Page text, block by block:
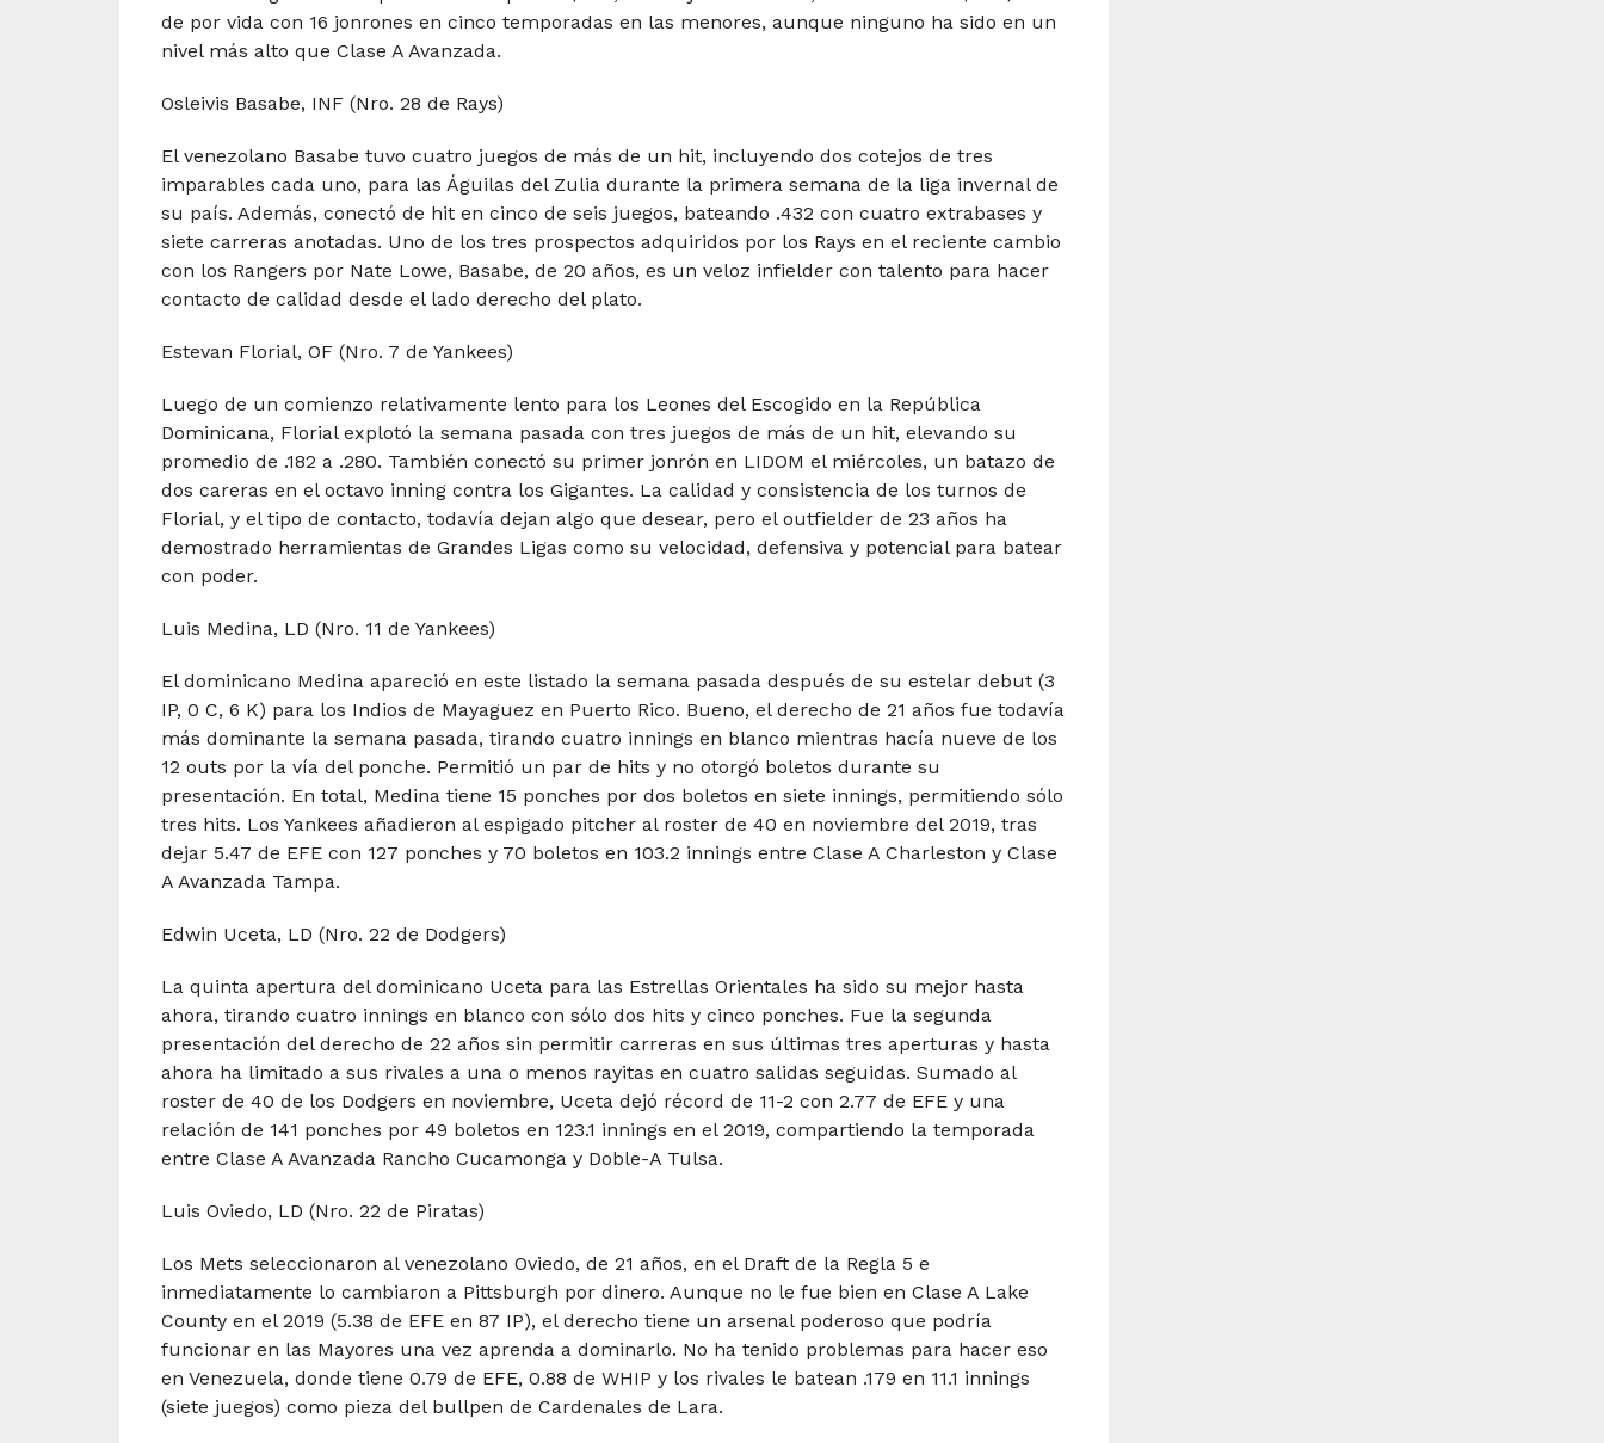
de por vida con 16 jonrones en cinco temporadas en las menores, aunque ninguno ha sido en un
nivel más alto que Clase A Avanzada.
Osleivis Basabe, INF (Nro. 28 de Rays)
El venezolano Basabe tuvo cuatro juegos de más de un hit, incluyendo dos cotejos de tres
imparables cada uno, para las Águilas del Zulia durante la primera semana de la liga invernal de
su país. Además, conectó de hit en cinco de seis juegos, bateando .432 con cuatro extrabases y
siete carreras anotadas. Uno de los tres prospectos adquiridos por los Rays en el reciente cambio
con los Rangers por Nate Lowe, Basabe, de 20 años, es un veloz infielder con talento para hacer
contacto de calidad desde el lado derecho del plato.
Estevan Florial, OF (Nro. 7 de Yankees)
Luego de un comienzo relativamente lento para los Leones del Escogido en la República
Dominicana, Florial explotó la semana pasada con tres juegos de más de un hit, elevando su
promedio de .182 a .280. También conectó su primer jonrón en LIDOM el miércoles, un batazo de
dos careras en el octavo inning contra los Gigantes. La calidad y consistencia de los turnos de
Florial, y el tipo de contacto, todavía dejan algo que desear, pero el outfielder de 23 años ha
demostrado herramientas de Grandes Ligas como su velocidad, defensiva y potencial para batear
con poder.
Luis Medina, LD (Nro. 11 de Yankees)
El dominicano Medina apareció en este listado la semana pasada después de su estelar debut (3
IP, 0 C, 6 K) para los Indios de Mayaguez en Puerto Rico. Bueno, el derecho de 21 años fue todavía
más dominante la semana pasada, tirando cuatro innings en blanco mientras hacía nueve de los
12 outs por la vía del ponche. Permitió un par de hits y no otorgó boletos durante su
presentación. En total, Medina tiene 15 ponches por dos boletos en siete innings, permitiendo sólo
tres hits. Los Yankees añadieron al espigado pitcher al roster de 40 en noviembre del 2019, tras
dejar 5.47 de EFE con 127 ponches y 70 boletos en 103.2 innings entre Clase A Charleston y Clase
A Avanzada Tampa.
Edwin Uceta, LD (Nro. 22 de Dodgers)
La quinta apertura del dominicano Uceta para las Estrellas Orientales ha sido su mejor hasta
ahora, tirando cuatro innings en blanco con sólo dos hits y cinco ponches. Fue la segunda
presentación del derecho de 22 años sin permitir carreras en sus últimas tres aperturas y hasta
ahora ha limitado a sus rivales a una o menos rayitas en cuatro salidas seguidas. Sumado al
roster de 40 de los Dodgers en noviembre, Uceta dejó récord de 11-2 con 2.77 de EFE y una
relación de 141 ponches por 49 boletos en 123.1 innings en el 2019, compartiendo la temporada
entre Clase A Avanzada Rancho Cucamonga y Doble-A Tulsa.
Luis Oviedo, LD (Nro. 22 de Piratas)
Los Mets seleccionaron al venezolano Oviedo, de 21 años, en el Draft de la Regla 5 e
inmediatamente lo cambiaron a Pittsburgh por dinero. Aunque no le fue bien en Clase A Lake
County en el 2019 (5.38 de EFE en 87 IP), el derecho tiene un arsenal poderoso que podría
funcionar en las Mayores una vez aprenda a dominarlo. No ha tenido problemas para hacer eso
en Venezuela, donde tiene 0.79 de EFE, 0.88 de WHIP y los rivales le batean .179 en 11.1 innings
(siete juegos) como pieza del bullpen de Cardenales de Lara.